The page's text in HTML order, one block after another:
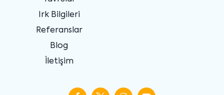
Irk Bilgileri
Referanslar
Blog
İletişim